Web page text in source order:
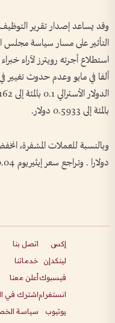
وقد يساعد إصدار تقرير
التأثير على مسار سياسة مجلس
بالمئة إلى 0.5933 دولار.
دولارا . وتراجع سعر ‌إيثيريوم 0.04 بالمئة إلى 2001.94 دولار.
إكس
لينكدإن
فيسبوك
انستغرام
يوتيوب
اتصل بنا
خدماتنا
أعلن معنا
اشترك في
سياسة